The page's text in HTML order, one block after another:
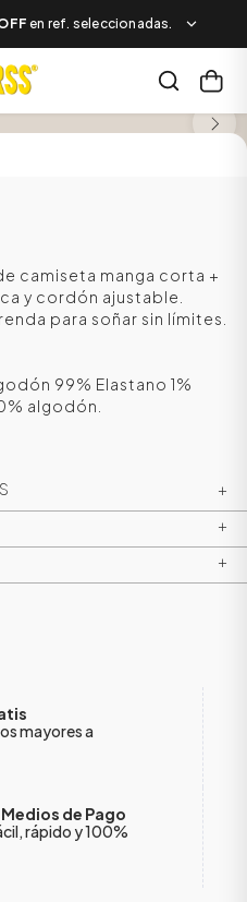
en ref. seleccionadas.
camiseta manga corta +
y cordón ajustable.
para soñar sin límites.
99% Elastano 1%
algodón.
+
+
+
mayores a
de Pago
rápido y 100%